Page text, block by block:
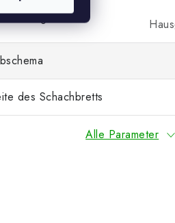
des Schachbretts
Alle Parameter